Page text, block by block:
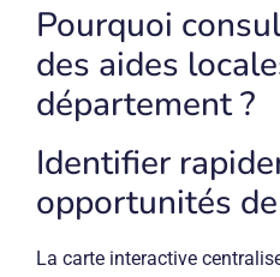
Pourquoi
des aides
département ?
Identifier
opportunités
La carte interactive